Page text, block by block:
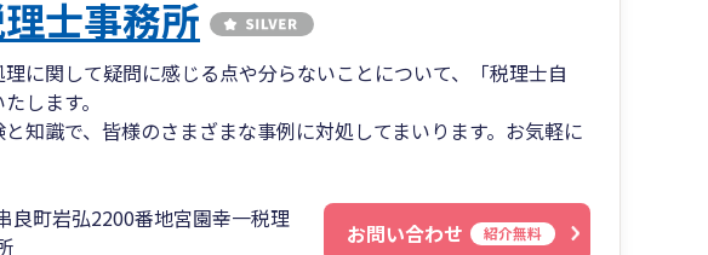
士事務所
に関して疑問に感じる点や分らないことについて、「税理士自
します。
知識で、皆様のさまざまな事例に対処してまいります。お気軽に
良町岩弘2200番地宮園幸一税理
お問い合わせ 紹介無料